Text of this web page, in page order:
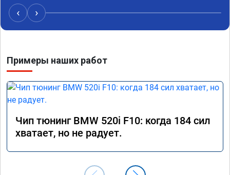
‹ ›
Примеры наших работ
Чип тюнинг BMW 520i F10: когда 184 сил
хватает, но не радует.